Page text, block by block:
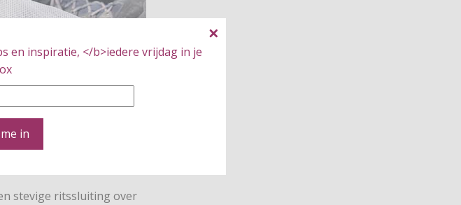
en inspiratie, </b>iedere vrijdag in je
in
stevige ritssluiting over